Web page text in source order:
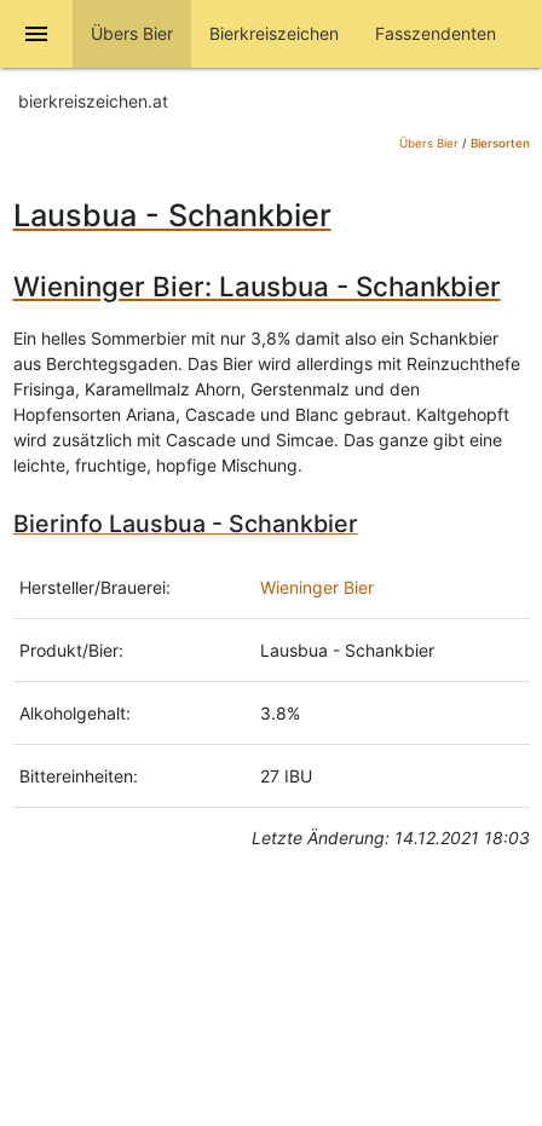
menu Übers Bier Bierkreiszeichen Fasszendenten
bierkreiszeichen.at
Übers Bier/ Biersorten
Lausbua - Schankbier
Wieninger Bier: Lausbua - Schankbier
Ein helles Sommerbier mit nur 3,8% damit also ein Schankbier
aus Berchtegsgaden. Das Bier wird allerdings mit Reinzuchthefe
Frisinga, Karamellmalz Ahorn, Gerstenmalz und den
Hopfensorten Ariana, Cascade und Blanc gebraut. Kaltgehopft
wird zusätzlich mit Cascade und Simcae. Das ganze gibt eine
leichte, fruchtige, hopfige Mischung.
Bierinfo Lausbua - Schankbier
Hersteller/Brauerei: Wieninger Bier
Produkt/Bier: Lausbua - Schankbier
Alkoholgehalt: 3.8%
Bittereinheiten: 27 IBU
Letzte Änderung: 14.12.2021 18:03